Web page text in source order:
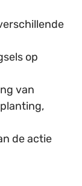
op
van
de actie